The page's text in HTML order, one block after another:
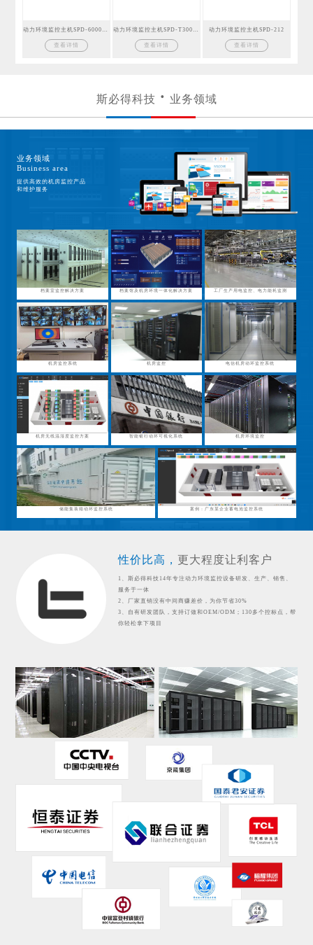
查看详情 查看详情
动力环境监控主机SPD-212
查看详情
斯必得科技 业务领域
业务领域
Business area
提供高效的机房监控产品
和维护服务
档案室监控解决方案 档案馆及机房环境一体化解决方案 工厂生产用电监控、电力能耗监测
机房监控系统 机房监控 电信机房动环监控系统
机房无线温湿度监控方案 智能银行动环可视化系统 机房环境监控
储能集装箱动环监控系统 案例：广东某企业蓄电池监控系统
性价比高， 更大程度让利客户
1、斯必得科技14年专注动力环境监控设备研发、生产、销售、
服务于一体
2、厂家直销没有中间商赚差价，为你节省30%
3、自有研发团队，支持订做和OEM/ODM；130多个控标点，帮
你轻松拿下项目